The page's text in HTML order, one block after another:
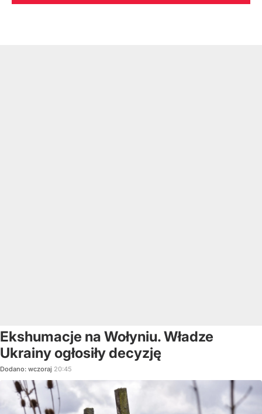
Ekshumacje na Wołyniu. Władze
Ukrainy ogłosiły decyzję
Dodano: wczoraj 20:45